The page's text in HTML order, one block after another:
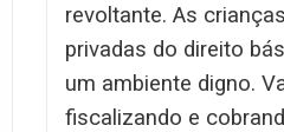
revoltante. As
privadas do direito
um ambiente digno.
fiscalizando e